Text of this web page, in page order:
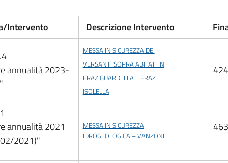
Intervento Descrizione Intervento
annualità 2023-
MESSA IN SICUREZZA DEI
VERSANTI SOPRA ABITATI IN
FRAZ GUARDELLA E FRAZ
ISOLELLA
annualità 2021
2021)"
MESSA IN SICUREZZA
IDROGEOLOGICA – VANZONE